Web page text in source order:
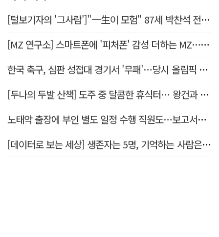
[털보기자의 '그사람']"一生이 모험" 87세 박찬석 전 경북대 총장
[MZ 연구소] 스마트폰에 '피처폰' 감성 더하는 MZ… 히퍼와 줄이어폰
한국 축구, 심판 성접대 경기서 '무패'…당시 올림픽 감독은 홍명보
[두나의 두발 산책] 도주 중 달콤한 휴식터… 왕건과 지명 산책
노태악 출장에 부인 별도 일정 수행 직원도…보고서엔 '공식일정 참석'
[데이터로 보는 세상] 생존자는 5명, 기억하는 사람은 늘었다